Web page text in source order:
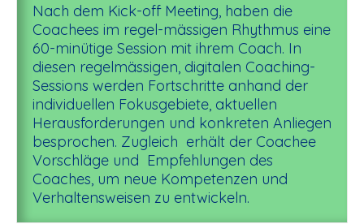
Nach dem Kick-off Meeting, haben die
Coachees im regel-mässigen Rhythmus eine
60-minütige Session mit ihrem Coach. In
diesen regelmässigen, digitalen Coaching-
Sessions werden Fortschritte anhand der
individuellen Fokusgebiete, aktuellen
Herausforderungen und konkreten Anliegen
besprochen. Zugleich erhält der Coachee
Vorschläge und Empfehlungen des
Coaches, um neue Kompetenzen und
Verhaltensweisen zu entwickeln.